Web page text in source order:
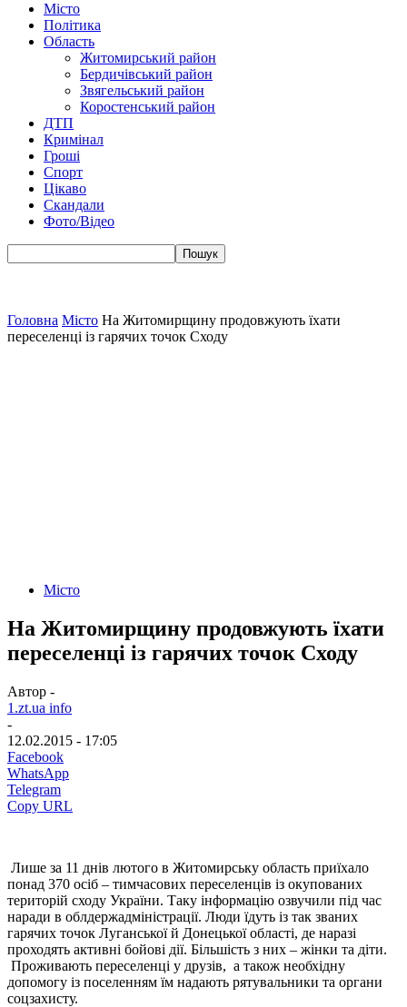
Місто
Політика
Область
Житомирський район
Бердичівський район
Звягельський район
Коростенський район
ДТП
Кримінал
Гроші
Спорт
Цікаво
Скандали
Фото/Відео
Головна Місто На Житомирщину продовжують їхати
переселенці із гарячих точок Сходу
Місто
На Житомирщину продовжують їхати
переселенці із гарячих точок Сходу
Автор -
1.zt.ua info
-
12.02.2015 - 17:05
Facebook
WhatsApp
Telegram
Copy URL
Лише за 11 днів лютого в Житомирську область приїхало
понад 370 осіб – тимчасових переселенців із окупованих
територій сходу України. Таку інформацію озвучили під час
наради в облдержадміністрації. Люди їдуть із так званих
гарячих точок Луганської й Донецької області, де наразі
проходять активні бойові дії. Більшість з них – жінки та діти.
Проживають переселенці у друзів, а також необхідну
допомогу із поселенням їм надають рятувальники та органи
соцзахисту.